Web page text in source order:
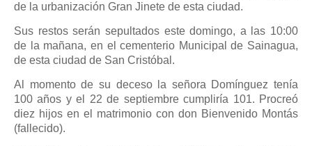
de la urbanización Gran Jinete de esta ciudad.
Sus restos serán sepultados este domingo, a las 10:00
de la mañana, en el cementerio Municipal de Sainagua,
de esta ciudad de San Cristóbal.
Al momento de su deceso la señora Domínguez tenía
100 años y el 22 de septiembre cumpliría 101. Procreó
diez hijos en el matrimonio con don Bienvenido Montás
(fallecido).